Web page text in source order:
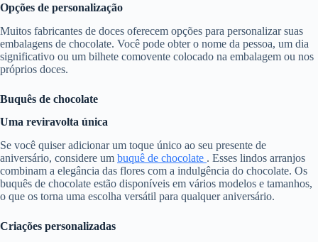
Opções de personalização
Muitos fabricantes de doces oferecem opções para personalizar suas
embalagens de chocolate. Você pode obter o nome da pessoa, um dia
significativo ou um bilhete comovente colocado na embalagem ou nos
próprios doces.
Buquês de chocolate
Uma reviravolta única
Se você quiser adicionar um toque único ao seu presente de
aniversário, considere um buquê de chocolate . Esses lindos arranjos
combinam a elegância das flores com a indulgência do chocolate. Os
buquês de chocolate estão disponíveis em vários modelos e tamanhos,
o que os torna uma escolha versátil para qualquer aniversário.
Criações personalizadas